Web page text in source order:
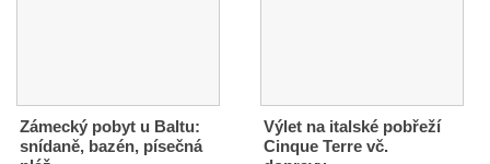
Zámecký pobyt u Baltu:
snídaně, bazén, písečná
Výlet na italské pobřeží
Cinque Terre vč.